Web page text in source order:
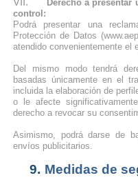
Derecho a
control:
Podrá presentar una
Protección de Datos
atendido convenientemente el
Del mismo modo tendrá
basadas únicamente en el
incluida la elaboración de
o le afecte
derecho a revocar su
Asimismo, podrá darse de
envíos publicitarios.
9. Medidas de